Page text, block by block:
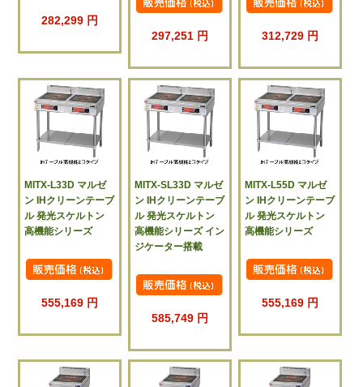
282,299 円
297,251 円 312,729 円
MITX-L33D マルゼ
ン IHクリーンテーブ
ル 発光スケルトン
高機能シリーズ
555,169 円
MITX-SL33D マルゼ
ン IHクリーンテーブ
ル 発光スケルトン
高機能シリーズ イン
ジケーター搭載
585,749 円
MITX-L55D マルゼ
ン IHクリーンテーブ
ル 発光スケルトン
高機能シリーズ
555,169 円